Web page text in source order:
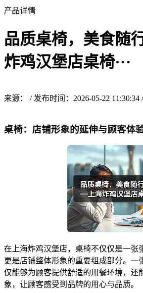
产品详情
品质桌椅，美食
炸鸡汉堡店桌椅···
来源： / 发布时间：2026-05-22 11:30:34
桌椅：店铺形象的延伸与顾客体
在上海炸鸡汉堡店，桌椅不仅仅是一张
更是店铺整体形象的重要组成部分。一
仅能够为顾客提供舒适的用餐环境，还
象，让顾客感受到品牌的用心与品质。